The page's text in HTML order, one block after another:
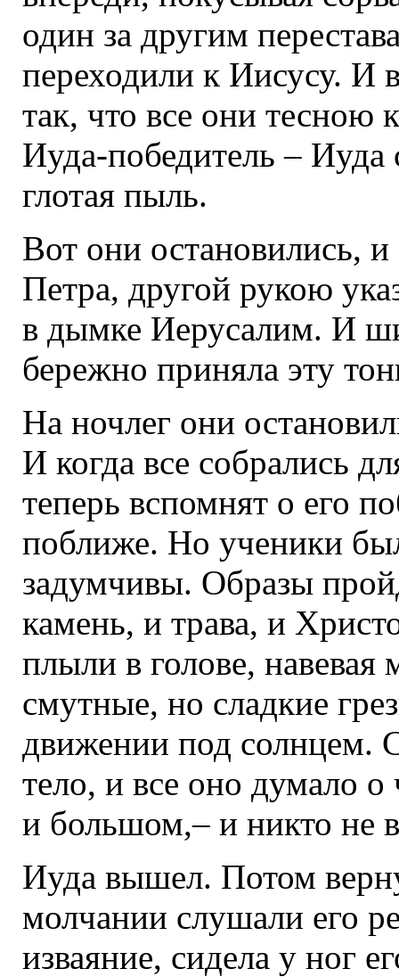
один за другим
переходили к Иисусу. И
так, что все они
Иуда-победитель – Иуда
глотая пыль.
Вот они остановились,
Петра, другой рукою
в дымке Иерусалим. И
бережно приняла эту
На ночлег они
И когда все собрались
теперь вспомнят о его
поближе. Но ученики
задумчивы. Образы
камень, и трава, и
плыли в голове,
смутные, но сладкие
движении под солнцем.
тело, и все оно думало
и большом,– и никто не
Иуда вышел. Потом
молчании слушали его
изваяние, сидела у ног